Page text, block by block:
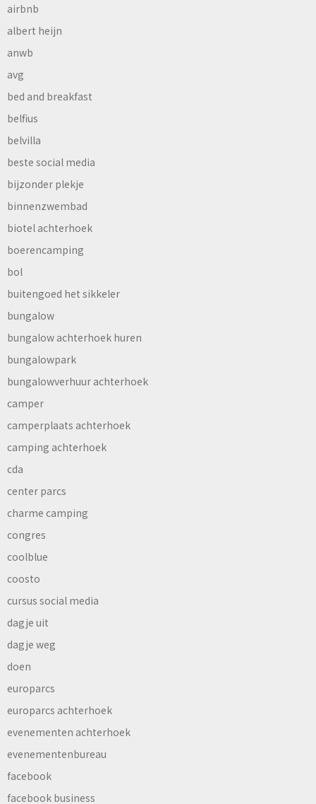
airbnb
albert heijn
anwb
avg
bed and breakfast
belfius
belvilla
beste social media
bijzonder plekje
binnenzwembad
biotel achterhoek
boerencamping
bol
buitengoed het sikkeler
bungalow
bungalow achterhoek huren
bungalowpark
bungalowverhuur achterhoek
camper
camperplaats achterhoek
camping achterhoek
cda
center parcs
charme camping
congres
coolblue
coosto
cursus social media
dagje uit
dagje weg
doen
europarcs
europarcs achterhoek
evenementen achterhoek
evenementenbureau
facebook
facebook business